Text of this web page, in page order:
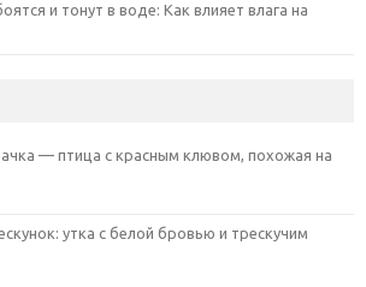
и тонут в воде: Как влияет влага на
— птица с красным клювом, похожая на
утка с белой бровью и трескучим